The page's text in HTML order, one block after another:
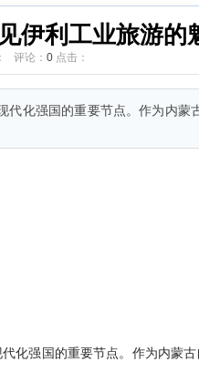
伊利工业旅游的
评论： 0点击：
代化强国的重要节点。作为内蒙
化强国的重要节点。作为内蒙